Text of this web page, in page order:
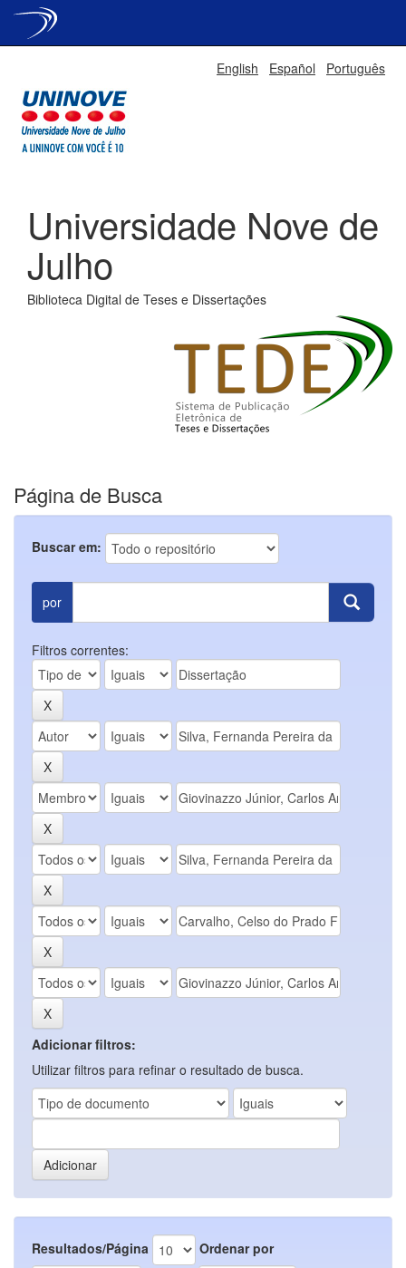
English Español Português
Universidade Nove de
Julho
Biblioteca Digital de Teses e Dissertações
Página de Busca
Buscar em:
por
Filtros correntes:
Adicionar filtros:
Utilizar filtros para refinar o resultado de busca.
Resultados/Página
Ordenar por